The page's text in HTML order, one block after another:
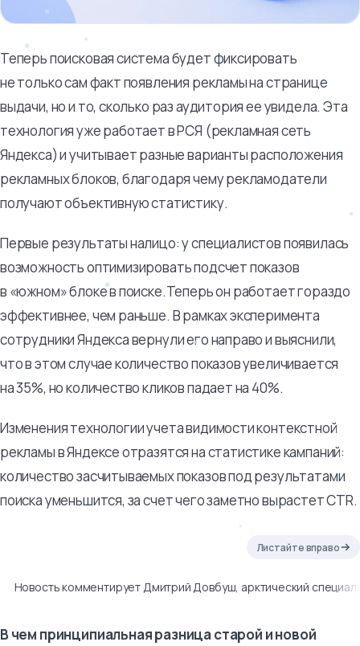
Теперь поисковая система будет фиксировать
не только сам факт появления рекламы на странице
выдачи, но и то, сколько раз аудитория ее увидела. Эта
технология уже работает в РСЯ (рекламная сеть
Яндекса) и учитывает разные варианты расположения
рекламных блоков, благодаря чему рекламодатели
получают объективную статистику.
Первые результаты налицо: у специалистов появилась
возможность оптимизировать подсчет показов
в «южном» блоке в поиске.Теперь он работает гораздо
эффективнее, чем раньше. В рамках эксперимента
сотрудники Яндекса вернули его направо и выяснили,
что в этом случае количество показов увеличивается
на 35%, но количество кликов падает на 40%.
Изменения технологии учета видимости контекстной
рекламы в Яндексе отразятся на статистике кампаний:
количество засчитываемых показов под результатами
поиска уменьшится, за счет чего заметно вырастет CTR.
Листайте вправо
Новость комментирует Дмитрий Довбуш, арктический
В чем принципиальная разница старой и новой